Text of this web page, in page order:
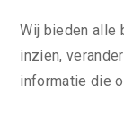
Wij bieden alle
inzien,
informatie die